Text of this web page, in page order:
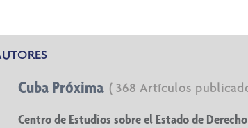
Cuba Próxima ( 368 Artículos
Centro de Estudios sobre el Estado de